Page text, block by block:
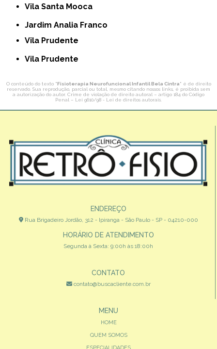
Vila Santa Mooca
Jardim Analia Franco
Vila Prudente
Vila Prudente
O conteúdo do texto "Fisioterapia Neurofuncional Infantil Bela Cintra" é de direito
reservado. Sua reprodução, parcial ou total, mesmo citando nossos links, é proibida sem
a autorização do autor. Crime de violação de direito autoral – artigo 184 do Código
Penal – Lei 9610/98 - Lei de direitos autorais
ENDEREÇO
Rua Brigadeiro Jordão, 312 - Ipiranga - São Paulo - SP - 04210-000
HORÁRIO DE ATENDIMENTO
Segunda à Sexta: 9:00h às 18:00h
CONTATO
contato@buscacliente.com.br
MENU
HOME
QUEM SOMOS
ESPECIALIDADES